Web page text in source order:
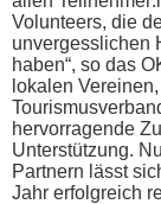
Volunteers, die
unvergesslichen
haben“, so das
lokalen
hervorragende
Unterstützung.
Partnern lässt
Jahr erfolgreich